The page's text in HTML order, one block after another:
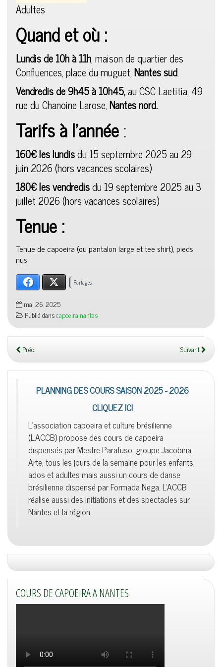
Adultes
Quand et où :
Lundis de 10h à 11h, maison de quartier des
Confluences, place du muguet,Nantes sud.
Vendredis de 9h45 à 10h45,au CSC Laetitia, 49
rue du Chanoine Larose,Nantes nord.
Tarifs à l’année:
160€ les lundisdu 15 septembre 2025 au 29
juin 2026 (hors vacances scolaires)
180€ les vendredisdu 19 septembre 2025 au 3
juillet 2026 (hors vacances scolaires)
Tenue :
Tenue de capoeira (ou pantalon large et tee shirt), pieds
nus
Facebook X Partages
mai 26, 2025
Publié danscapoeira nantes
Préc. Suivant
PLANNING DES COURS SAISON 2025 - 2026
CLIQUEZ ICI
L'association capoeira et culture brésilienne
(L'ACCB) propose des cours de capoeira
dispensés par Mestre Parafuso, groupe Jacobina
Arte, tous les jours de la semaine pour les enfants,
ados et adultes mais aussi un cours de danse
brésilienne dispensé par Formada Nega. L'ACCB
réalise aussi des initiations et des spectacles sur
Nantes et la région.
COURS DE CAPOEIRA A NANTES